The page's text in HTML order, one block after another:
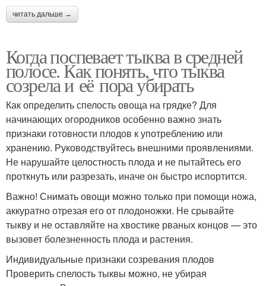
читать дальше →
Когда поспевает тыква в средней
полосе. Как понять, что тыква
созрела и её пора убирать
Как определить спелость овоща на грядке? Для
начинающих огородников особенно важно знать
признаки готовности плодов к употреблению или
хранению. Руководствуйтесь внешними проявлениями.
Не нарушайте целостность плода и не пытайтесь его
проткнуть или разрезать, иначе он быстро испортится.
Важно! Снимать овощи можно только при помощи ножа,
аккуратно отрезая его от плодоножки. Не срывайте
тыкву и не оставляйте на хвостике рваных концов — это
вызовет болезненность плода и растения.
Индивидуальные признаки созревания плодов
Проверить спелость тыквы можно, не убирая